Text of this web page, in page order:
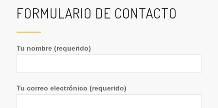
FORMULARIO DE CONTACTO
Tu nombre (requerido)
Tu correo electrónico (requerido)